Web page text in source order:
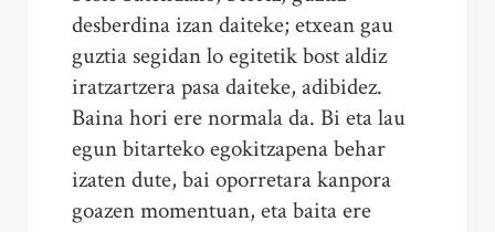
desberdina izan daiteke; etxean gau
guztia segidan lo egitetik bost aldiz
iratzartzera pasa daiteke, adibidez.
Baina hori ere normala da. Bi eta lau
egun bitarteko egokitzapena behar
izaten dute, bai oporretara kanpora
goazen momentuan, eta baita ere